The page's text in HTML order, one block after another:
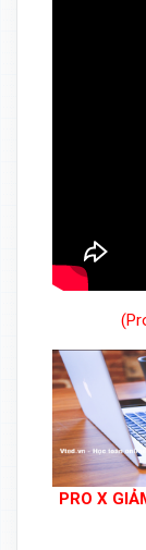
PRO X